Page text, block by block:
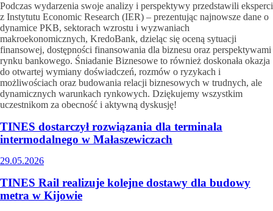
Podczas wydarzenia swoje analizy i perspektywy przedstawili eksperci
z Instytutu Economic Research (IER) – prezentując najnowsze dane o
dynamice PKB, sektorach wzrostu i wyzwaniach
makroekonomicznych, KredoBank, dzieląc się oceną sytuacji
finansowej, dostępności finansowania dla biznesu oraz perspektywami
rynku bankowego. Śniadanie Biznesowe to również doskonała okazja
do otwartej wymiany doświadczeń, rozmów o ryzykach i
możliwościach oraz budowania relacji biznesowych w trudnych, ale
dynamicznych warunkach rynkowych. Dziękujemy wszystkim
uczestnikom za obecność i aktywną dyskusję!
TINES dostarczył rozwiązania dla terminala
intermodalnego w Małaszewiczach
29.05.2026
TINES Rail realizuje kolejne dostawy dla budowy
metra w Kijowie